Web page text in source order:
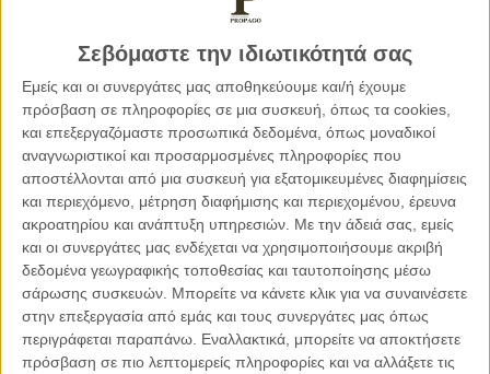
Σεβόμαστε την ιδιωτικότητά σας
Εμείς και οι συνεργάτες μας αποθηκεύουμε και/ή έχουμε
πρόσβαση σε πληροφορίες σε μια συσκευή, όπως τα cookies,
και επεξεργαζόμαστε προσωπικά δεδομένα, όπως μοναδικοί
αναγνωριστικοί και προσαρμοσμένες πληροφορίες που
αποστέλλονται από μια συσκευή για εξατομικευμένες διαφημίσεις
και περιεχόμενο, μέτρηση διαφήμισης και περιεχομένου, έρευνα
ακροατηρίου και ανάπτυξη υπηρεσιών. Με την άδειά σας, εμείς
και οι συνεργάτες μας ενδέχεται να χρησιμοποιήσουμε ακριβή
δεδομένα γεωγραφικής τοποθεσίας και ταυτοποίησης μέσω
σάρωσης συσκευών. Μπορείτε να κάνετε κλικ για να συναινέσετε
στην επεξεργασία από εμάς και τους συνεργάτες μας όπως
περιγράφεται παραπάνω. Εναλλακτικά, μπορείτε να αποκτήσετε
πρόσβαση σε πιο λεπτομερείς πληροφορίες και να αλλάξετε τις
Κέλλυ Καμπάκη
Κέλλυ Καμπάκη: Η μαμά της Έμμας
γράφει για την “ισόβια καταδίκη
της”
Γιάννης Πανούσης
Οι μόνοι αθώοι
Αντώνιος Ντακανάλης
Τέμπη: Η Κορυφή του Παγόβουνου